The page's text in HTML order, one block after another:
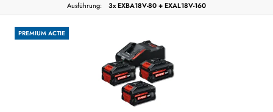
Ausführung: 3x EXBA18V-80 + EXAL18V-160
PREMIUM ACTIE